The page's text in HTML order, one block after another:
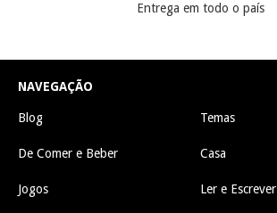
Entrega em todo o país
NAVEGAÇÃO
Blog Temas
De Comer e Beber Casa
Jogos Ler e Escrever